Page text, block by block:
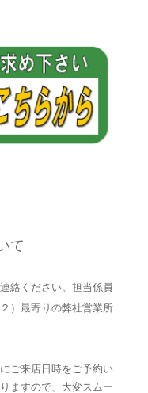
て
絡ください。担当係員
）最寄りの弊社営業所
ご来店日時をご予約い
ますので、大変スムー